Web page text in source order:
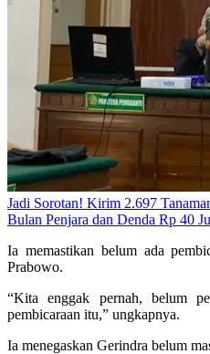
Jadi Sorotan! Kirim 2.697
Bulan Penjara dan Denda Rp 40
Ia memastikan belum ada
Prabowo.
“Kita enggak pernah, belum
pembicaraan itu,” ungkapnya.
Ia menegaskan Gerindra belum